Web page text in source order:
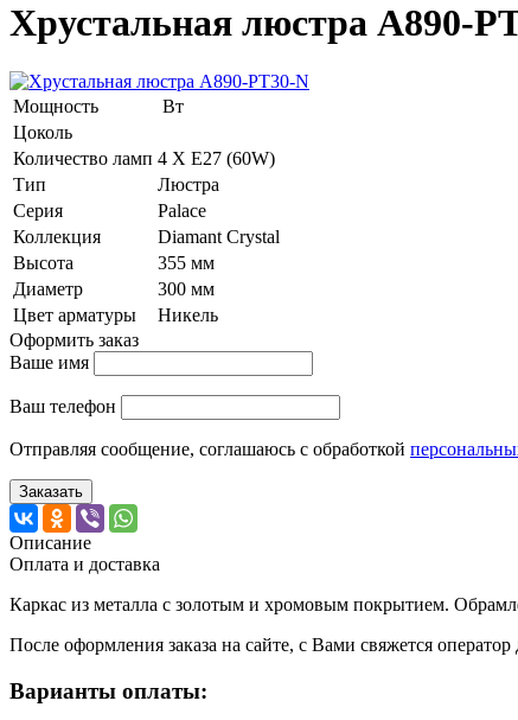
Хрустальная люстра A890-
Мощность
Вт
Цоколь
Количество ламп 4 Х E27 (60W)
Тип
Люстра
Серия
Palace
Коллекция
Diamant Crystal
Высота
355 мм
Диаметр
300 мм
Цвет арматуры
Никель
Оформить заказ
Ваше имя
Ваш телефон
Отправляя сообщение, соглашаюсь с обработкой
Заказать
Описание
Оплата и доставка
Каркас из металла с золотым и хромовым покрытием.
После оформления заказа на сайте, с Вами свяжется
Варианты оплаты: